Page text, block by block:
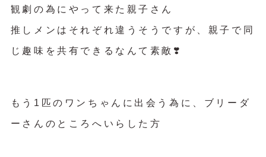
観劇の為にやって来た親子さん
推しメンはそれぞれ違うそうですが、親子で同
じ趣味を共有できるなんて素敵❣️
もう1匹のワンちゃんに出会う為に、ブリーダ
ーさんのところへいらした方